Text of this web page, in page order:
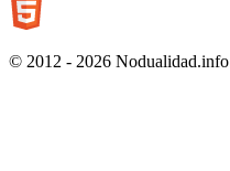
© 2012 - 2026 Nodualidad.info